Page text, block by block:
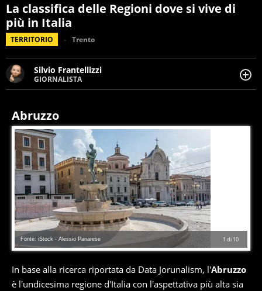
La classifica delle Regioni dove si vive di
più in Italia
TERRITORIO Trento
Silvio Frantellizzi
GIORNALISTA
Giornalista pubblicista. Da oltre dieci anni si occupa di
cronaca, motori, spettacolo e videogame.
Abruzzo
1 di 10
Fonte: iStock - Alessio Panarese
In base alla ricerca riportata da Data Jorunalism, l'Abruzzo
è l'undicesima regione d'Italia con l'aspettativa più alta sia